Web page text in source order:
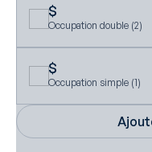
$
Occupation double (2)
$
Occupation simple (1)